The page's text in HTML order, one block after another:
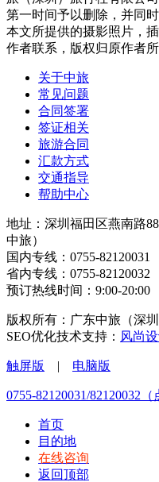
第一时间予以删除，并同
本文所提供的摄影照片，
作者联系，版权归原作者所
关于中旅
常见问题
合同签署
签证相关
旅游合同
汇款方式
交通指导
帮助中心
地址：深圳福田区燕南路
中旅）
国内专线：0755-
省内专线：0755-
预订热线时间：9:00-20:00
版权所有：广东中旅（深
SEO优化技术支持： 风尚
触屏版 | 电脑版
0755-82120031/82120032（
首页
目的地
在线咨询
返回顶部